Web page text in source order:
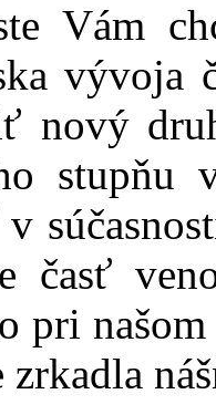
Vám
vývoja
nový
časť
pri
zrkadla